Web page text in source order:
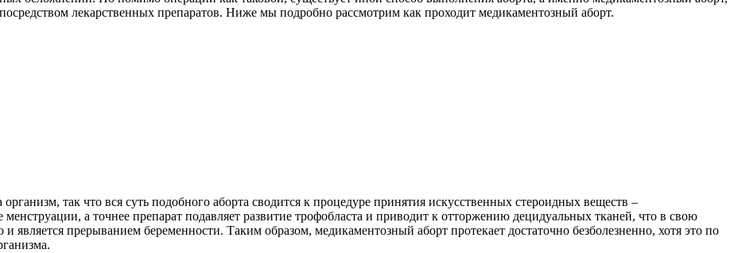
лекарственных препаратов. Ниже мы подробно рассмотрим как проходит медикаментозный аборт.
так что вся суть подобного аборта сводится к процедуре принятия искусственных стероидных веществ –
а точнее препарат подавляет развитие трофобласта и приводит к отторжению децидуальных тканей, что в свою
является прерыванием беременности. Таким образом, медикаментозный аборт протекает достаточно безболезненно, хотя это по